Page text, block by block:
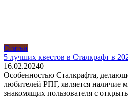
Статьи
5 лучших квестов в Сталкрафт в
16.02.20240
Особенностью Сталкрафта,
любителей РПГ, является наличие
знакомящих пользователя с